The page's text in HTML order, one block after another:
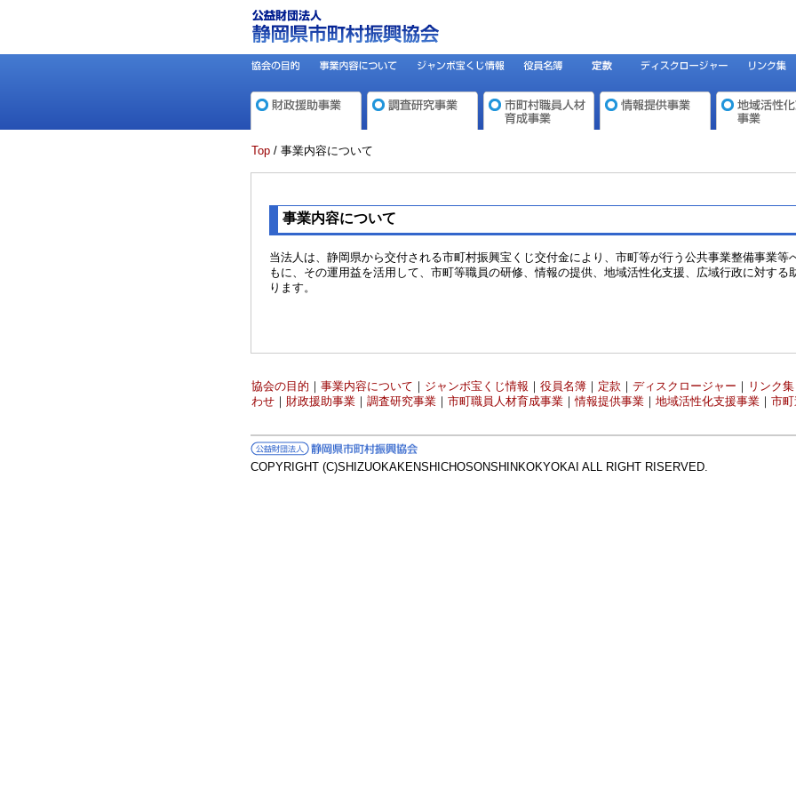
Top / 事業内容について
事業内容について
当法人は、静岡県から交付される市町村振興宝くじ交付金により、市町等が行う公共事業整備事業等
もに、その運用益を活用して、市町等職員の研修、情報の提供、地域活性化支援、広域行政に対する
ります。
協会の目的 ｜ 事業内容について ｜ ジャンボ宝くじ情報 ｜ 役員名簿 ｜ 定款 ｜ ディスクロージャー ｜ リンク集
わせ ｜ 財政援助事業 ｜ 調査研究事業 ｜ 市町職員人材育成事業 ｜情報提供事業 ｜ 地域活性化支援事業 ｜ 市
COPYRIGHT (C)SHIZUOKAKENSHICHOSONSHINKOKYOKAI ALL RIGHT RISERVED.